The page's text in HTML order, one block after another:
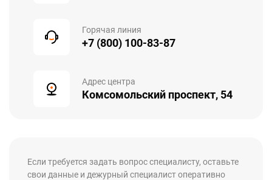
Горячая линия
+7 (800) 100-83-87
Адрес центра
Комсомольский проспект, 54
Если требуется задать вопрос специалисту, оставьте
свои данные и дежурный специалист оперативно